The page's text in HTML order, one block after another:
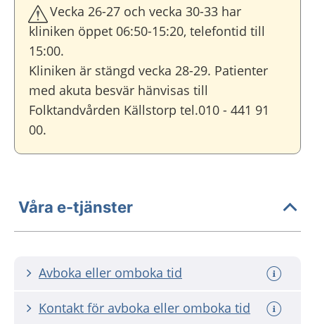
Vecka 26-27 och vecka 30-33 har
kliniken öppet 06:50-15:20, telefontid till
15:00.
Kliniken är stängd vecka 28-29. Patienter
med akuta besvär hänvisas till
Folktandvården Källstorp tel.010 - 441 91
00.
Våra e-tjänster
Avboka eller omboka tid
Kontakt för avboka eller omboka tid